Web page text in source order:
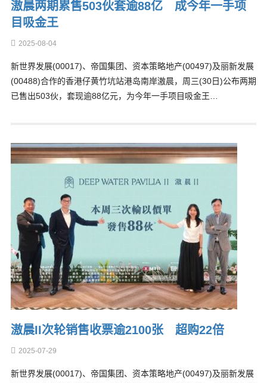
滶晨两期累售503伙套逾88亿 成今年一手项
目吸金王
2025-08-04
新世界发展(00017)、帝国集团、资本策略地产(00497)及丽新发展
(00488)合作的香港仔黄竹坑站港岛南岸滶晨，周三(30日)公布两期
已售出503伙，套现逾88亿元，为今年一手项目吸金王…
滶晨II次轮销售收票逾2100张 超购22倍
2025-07-29
新世界发展(00017)、帝国集团、资本策略地产(00497)及丽新发展